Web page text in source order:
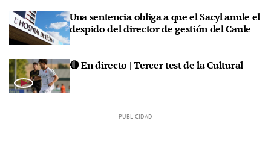
Una sentencia obliga a que el Sacyl anule el
despido del director de gestión del Caule
🔴 En directo | Tercer test de la Cultural